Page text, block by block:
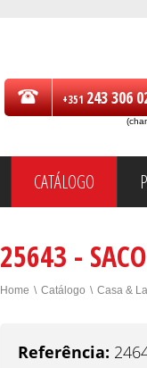
+351243 306
CATÁLOGO
25643 -
Home \ Catálogo \ Casa &
Referência: